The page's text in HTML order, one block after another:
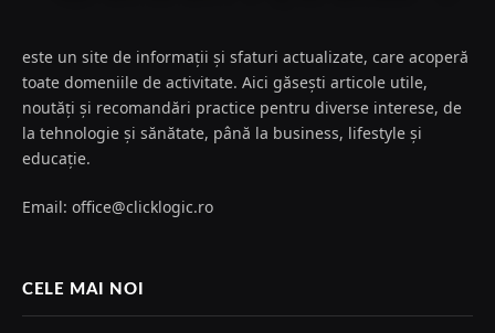
este un site de informații și sfaturi actualizate, care acoperă
toate domeniile de activitate. Aici găsești articole utile,
noutăți și recomandări practice pentru diverse interese, de
la tehnologie și sănătate, până la business, lifestyle și
educație.
Email: office@clicklogic.ro
CELE MAI NOI